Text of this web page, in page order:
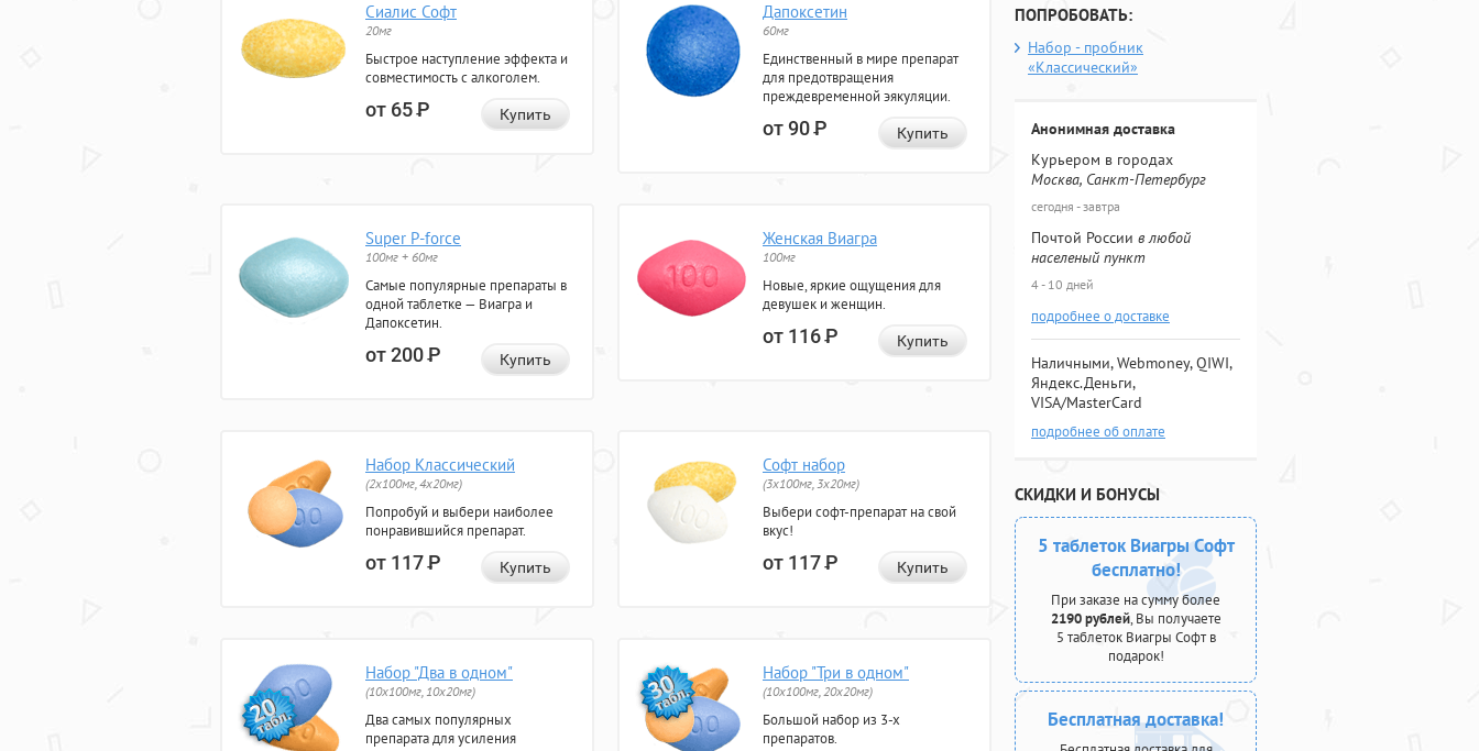
Сиалис Софт
20мг
Быстрое наступление эффекта и
совместимость с алкоголем.
от 65Р Купить
Дапоксетин
60мг
Единственный в мире препарат
для предотвращения
преждевременной эякуляции.
от 90Р Купить
Super P-force
100мг + 60мг
Самые популярные препараты в
одной таблетке — Виагра и
Дапоксетин.
от 200Р Купить
Женская Виагра
100мг
Новые, яркие ощущения для
девушек и женщин.
от 116Р Купить
Набор Классический
(2x100мг, 4x20мг)
Попробуй и выбери наиболее
понравившийся препарат.
от 117Р Купить
Софт набор
(3x100мг, 3x20мг)
Выбери софт-препарат на свой
вкус!
от 117Р Купить
Набор "Два в одном"
(10x100мг, 10x20мг)
Два самых популярных
препарата для усиления
Набор "Три в одном"
(10x100мг, 20x20мг)
Большой набор из 3-х
препаратов.
ПОПРОБОВАТЬ:
Набор - пробник
«Классический»
Анонимная доставка
Курьером в городах
Москва, Санкт-Петербург
сегодня - завтра
Почтой России в любой
населеный пункт
4 - 10 дней
подробнее о доставке
Наличными, Webmoney, QIWI,
Яндекс.Деньги,
VISA/MasterCard
подробнее об оплате
СКИДКИ И БОНУСЫ
5 таблеток Виагры Софт
бесплатно!
При заказе на сумму более
2190 рублей, Вы получаете
5 таблеток Виагры Софт в
подарок!
Бесплатная доставка!